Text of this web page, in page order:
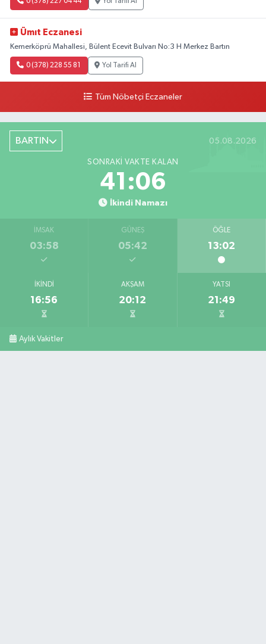
Ümıt Eczanesi
Kemerköprü Mahallesi, Bülent Ecevit Bulvarı No:3 H Merkez Bartın
0 (378) 228 55 81 Yol Tarifi Al
Tüm Nöbetçi Eczaneler
BARTIN 05.08.2026
SONRAKI VAKTE KALAN
41:05
İkindi Namazı
İMSAK
03:58
GÜNEŞ
05:42
ÖĞLE
13:02
İKINDI
16:56
AKŞAM
20:12
YATSI
21:49
Aylık Vakitler